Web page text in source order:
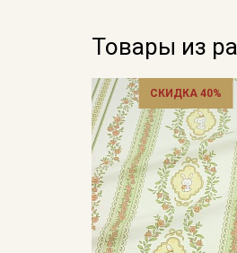
Товары из
СКИДКА 40%